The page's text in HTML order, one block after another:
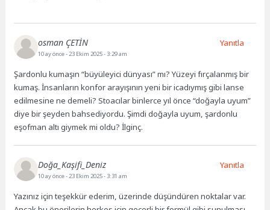
osman ÇETİN
10 ay önce- 23 Ekim 2025 - 3:29 am
Şardonlu kumaşın “büyüleyici dünyası” mı? Yüzeyi fırçalanmış bir
kumaş. İnsanların konfor arayışının yeni bir icadıymış gibi lanse
edilmesine ne demeli? Stoacılar binlerce yıl önce “doğayla uyum”
diye bir şeyden bahsediyordu. Şimdi doğayla uyum, şardonlu
eşofman altı giymek mi oldu? İlginç.
Yanıtla
Doğa_Kaşifi_Deniz
10 ay önce- 23 Ekim 2025 - 3:31 am
Yazınız için teşekkür ederim, üzerinde düşündüren noktalar var.
Yanıtla